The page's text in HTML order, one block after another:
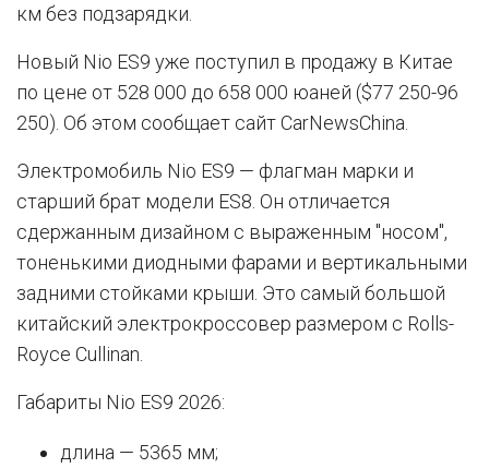
км без подзарядки.
Новый Nio ES9 уже поступил в продажу в Китае
по цене от 528 000 до 658 000 юаней ($77 250-96
250). Об этом сообщает сайт CarNewsChina.
Электромобиль Nio ES9 — флагман марки и
старший брат модели ES8. Он отличается
сдержанным дизайном с выраженным "носом",
тоненькими диодными фарами и вертикальными
задними стойками крыши. Это самый большой
китайский электрокроссовер размером с Rolls-
Royce Cullinan.
Габариты Nio ES9 2026:
длина — 5365 мм;